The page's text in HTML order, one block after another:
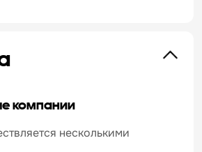
компании
несколькими